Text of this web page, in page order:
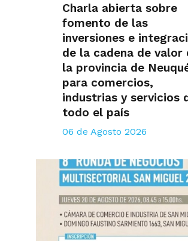
Charla abierta sobre
fomento de las
inversiones e
de la cadena de valor
la provincia de
para comercios,
industrias y servicios
todo el país
06 de Agosto 2026